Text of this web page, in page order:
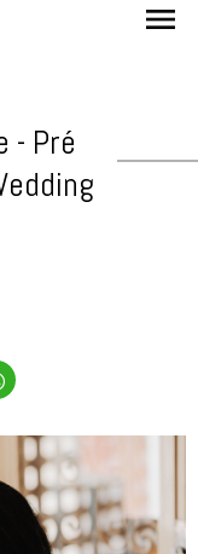
menu
- Pré